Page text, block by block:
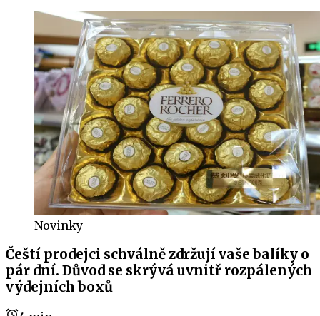
Novinky
Čeští prodejci schválně zdržují vaše balíky o
pár dní. Důvod se skrývá uvnitř rozpálených
výdejních boxů